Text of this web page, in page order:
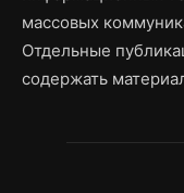
массовых
Отдельные
содержать